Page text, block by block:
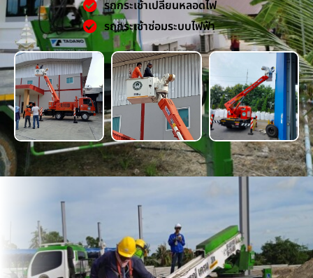
รถกระเช้าเปลี่ยนหลอดไฟ
รถกระเช้าซ่อมระบบไฟฟ้า